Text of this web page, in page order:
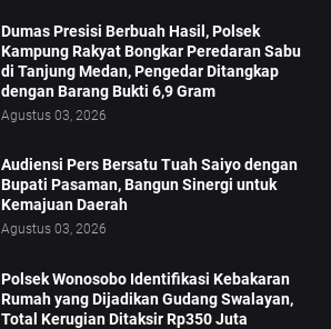
Dumas Presisi Berbuah Hasil, Polsek
Kampung Rakyat Bongkar Peredaran Sabu
di Tanjung Medan, Pengedar Ditangkap
dengan Barang Bukti 6,9 Gram
Agustus 03, 2026
Audiensi Pers Bersatu Tuah Saiyo dengan
Bupati Pasaman, Bangun Sinergi untuk
Kemajuan Daerah
Agustus 03, 2026
Polsek Wonosobo Identifikasi Kebakaran
Rumah yang Dijadikan Gudang Swalayan,
Total Kerugian Ditaksir Rp350 Juta